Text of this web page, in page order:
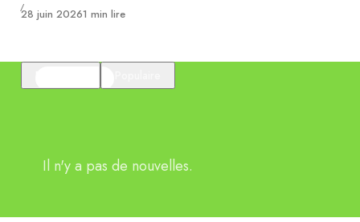
Publié
28 juin 20261 min lire
Il n'y a pas de nouvelles.